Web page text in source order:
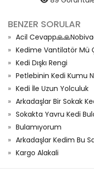
BENZER SORULAR
Acil
Kedime Vantilatör Mü
Kedi Dışkı Rengi
Petlebinin Kedi Kumu
Kedi İle Uzun Yolculuk
Arkadaşlar Bir Sokak
Sokakta Yavru Kedi
Bulamıyorum
Arkadaşlar Kedim Bu
Kargo Alakali